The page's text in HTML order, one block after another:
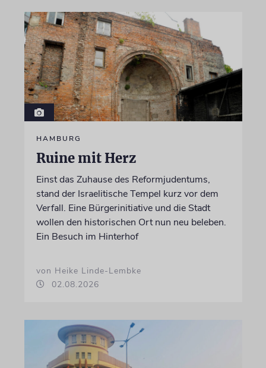
HAMBURG
Ruine mit Herz
Einst das Zuhause des Reformjudentums,
stand der Israelitische Tempel kurz vor dem
Verfall. Eine Bürgerinitiative und die Stadt
wollen den historischen Ort nun neu beleben.
Ein Besuch im Hinterhof
von Heike Linde-Lembke
02.08.2026